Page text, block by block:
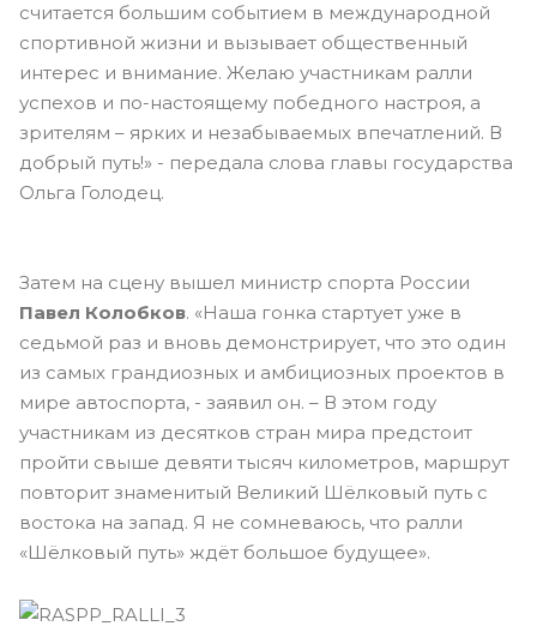
считается большим событием в международной
спортивной жизни и вызывает общественный
интерес и внимание. Желаю участникам ралли
успехов и по-настоящему победного настроя, а
зрителям – ярких и незабываемых впечатлений. В
добрый путь!» - передала слова главы государства
Ольга Голодец.
Затем на сцену вышел министр спорта России
Павел Колобков. «Наша гонка стартует уже в
седьмой раз и вновь демонстрирует, что это один
из самых грандиозных и амбициозных проектов в
мире автоспорта, - заявил он. – В этом году
участникам из десятков стран мира предстоит
пройти свыше девяти тысяч километров, маршрут
повторит знаменитый Великий Шёлковый путь с
востока на запад. Я не сомневаюсь, что ралли
«Шёлковый путь» ждёт большое будущее».